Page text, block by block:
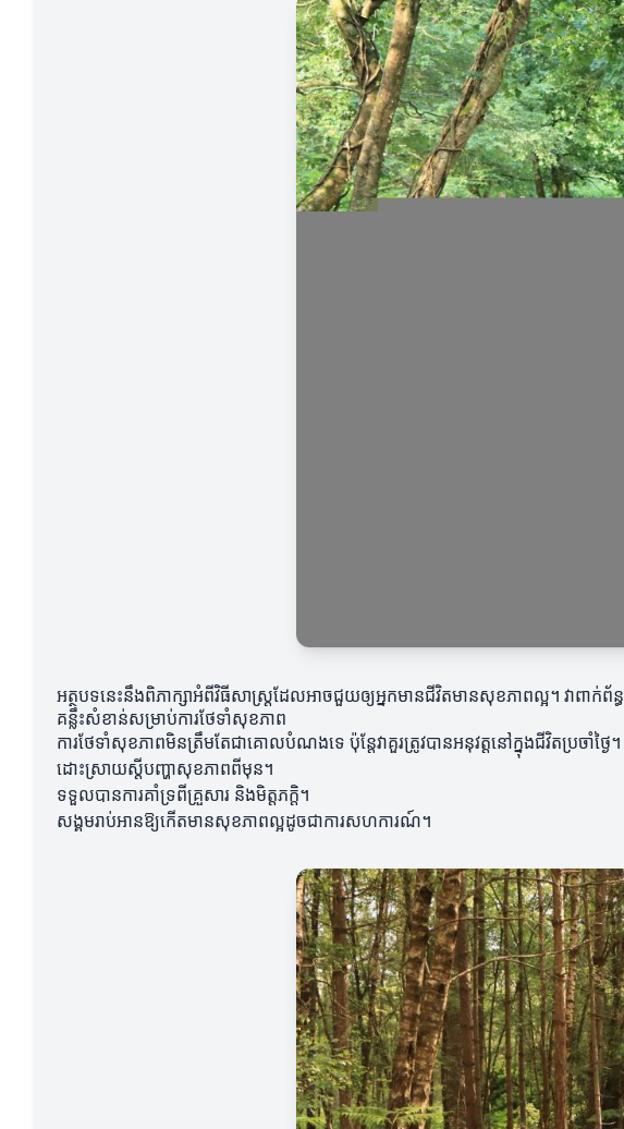
អត្ថបទនេះនឹងពិភាក្សាអំពីវិធីសាស្ត្រដែលអាចជួយឲ្យអ្នកមានជីវិតមានសុខភាពល្អ។ វាពាក់
គន្លឹះសំខាន់សម្រាប់ការថែទាំសុខភាព
ការថែទាំសុខភាពមិនត្រឹមតែជាគោលបំណងទេ ប៉ុន្តែវាគួរត្រូវបានអនុវត្តនៅក្នុងជីវិតប្រចាំថ្
ដោះស្រាយស្តីបញ្ហាសុខភាពពីមុន។
ទទួលបានការគាំទ្រពីគ្រួសារ និងមិត្តភក្តិ។
សង្គមរាប់អានឱ្យកើតមានសុខភាពល្អដូចជាការសហការណ៍។